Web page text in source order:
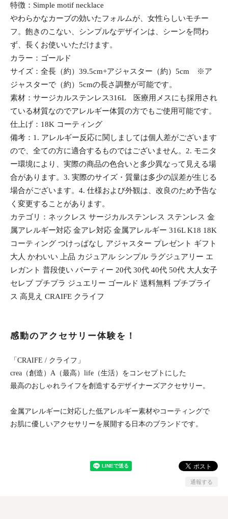
特徴：Simple motif necklace
やわらかなカーブの効いたフォルムが、女性らしいモチー
フ。飽きのこない、シンプルなデザインは、シーンを問わ
ず、長くお使いいただけます。
カラー：ゴールド
サイズ：全長（約）39.5cm+アジャスター（約）5cm ※ア
ジャスターで（約）5cmの長さ調整が可能です。
素材：サージカルステンレス316L 医療用メスにも採用され
ている材質なのでアレルギー体質の方でもご使用可能です。
仕上げ：18K コーティング
備考：1. アレルギー反応に関しましては個人差がございます
ので、全ての方に適合するものではございません。2. モニタ
ー環境により、実際の商品の色合いと多少異なって見える場
合があります。3. 実際のサイズ・質量は多少の誤差が生じる
場合がございます。4. 仕様および外観は、改良のため予告な
く変更することがあります。
カテゴリ：ネックレス サージカルステンレス ステンレス 金
属アレルギー対応 金アレ対応 金属アレルギー 316L K18 18K
コーティング つけっぱなし アジャスター プレゼント ギフト
大人 かわいい 上品 カジュアル シンプル ラグジュアリー エ
レガント 普段使い パーティー 20代 30代 40代 50代 大人女子
セレブ プチプラ ジュエリー ゴールド 送料無料 プチプライ
ス 高見え CRAIFE クライフ
感動のアクセサリー体験を！
「CRAIFE / クライフ」
crea（創造）A（最高）life（生活）をコンセプトにした
最高のおしゃれライフを創造するデザイナーズアクセサリー。
金属アレルギーに対応した低アレルギー素材やコーティングで
お肌に優しいアクセサリーを展開する日本のブランドです。
通報する